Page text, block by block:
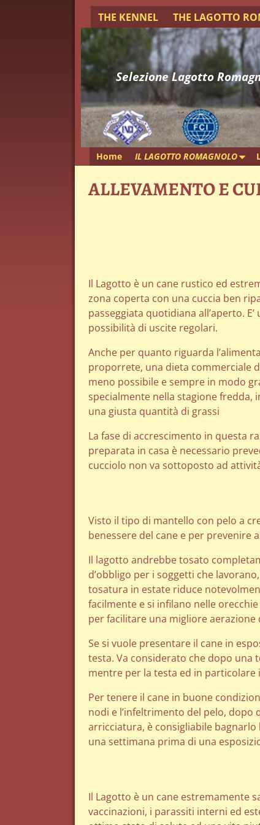
THE KENNEL THE LAGOTTO
Selezione Lagotto
Home IL LAGOTTO ROMAGNOLO
ALLEVAMENTO E
Il Lagotto è un cane rustico ed
zona coperta con una cuccia ben
passeggiata quotidiana all’aperto.
possibilità di uscite regolari.
Anche per quanto riguarda
proporrete, una dieta commerciale
meno possibile e sempre in modo
specialmente nella stagione fredda,
una giusta quantità di grassi
La fase di accrescimento in questa
preparata in casa è necessario
cucciolo non va sottoposto ad
Visto il tipo di mantello con pelo a
benessere del cane e per prevenire
Il lagotto andrebbe tosato
d’obbligo per i soggetti che
tosatura in estate riduce
facilmente e si infilano nelle
per facilitare una migliore aerazione
Se si vuole presentare il cane in
testa. Va considerato che dopo una
mentre per la testa ed in
Per tenere il cane in buone
nodi e l’infeltrimento del pelo,
arricciatura, è consigliabile
una settimana prima di una
Il Lagotto è un cane estremamente
vaccinazioni, i parassiti interni ed